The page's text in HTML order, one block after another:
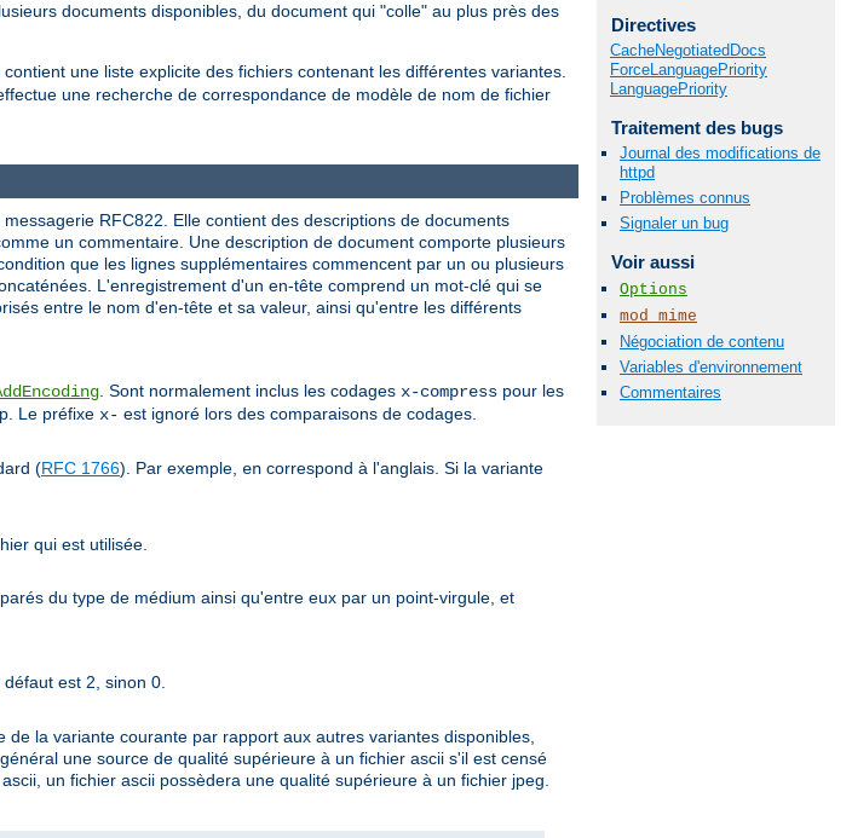
documents disponibles, du document qui "colle" au plus près des
contient une liste explicite des fichiers contenant les différentes variantes.
une recherche de correspondance de modèle de nom de fichier
Directives
CacheNegotiatedDocs
ForceLanguagePriority
LanguagePriority
Traitement des bugs
Journal des modifications de
httpd
Problèmes connus
Signaler un bug
Voir aussi
Options
mod_mime
Négociation de contenu
Variables d'environnement
Commentaires
RFC822. Elle contient des descriptions de documents
un commentaire. Une description de document comporte plusieurs
que les lignes supplémentaires commencent par un ou plusieurs
L'enregistrement d'un en-tête comprend un mot-clé qui se
entre le nom d'en-tête et sa valeur, ainsi qu'entre les différents
. Sont normalement inclus les codages x-compress pour les
Le préfixe x- est ignoré lors des comparaisons de codages.
(RFC 1766). Par exemple, en correspond à l'anglais. Si la variante
qui est utilisée.
du type de médium ainsi qu'entre eux par un point-virgule, et
défaut est 2, sinon 0.
la variante courante par rapport aux autres variantes disponibles,
une source de qualité supérieure à un fichier ascii s'il est censé
un fichier ascii possèdera une qualité supérieure à un fichier jpeg.